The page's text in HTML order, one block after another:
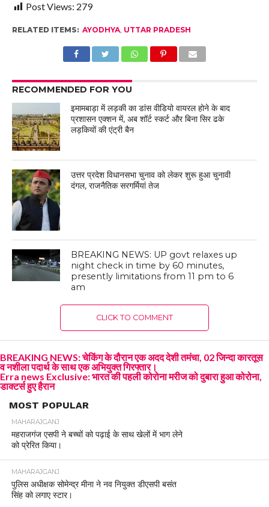
Post Views: 279
RELATED ITEMS: AYODHYA, UTTAR PRADESH
RECOMMENDED FOR YOU
इमामबाड़ा में लड़की का डांस वीडियो वायरल होने के बाद
प्रशासन एक्शन में, अब शॉर्ट स्कर्ट और बिना सिर ढके
लड़कियों की एंट्री बैन
उत्तर प्रदेश विधानसभा चुनाव को लेकर शुरू हुआ चुनावी
दंगल, राजनैतिक सरगर्मियां तेज
BREAKING NEWS: UP govt relaxes up
night check in time by 60 minutes,
presently limitations from 11 pm to 6
am
CLICK TO COMMENT
BREAKING NEWS: चेकिंग के दौरान एक अदद देशी तमंचा, 02 जिन्दा कारतूस
व नशीला पदार्थ के साथ एक अभियुक्त गिरफ्तार।
Erra news Exclusive: भारत की पहली कोरोना मरीज को दुबारा हुआ कोरोना,
डाक्टर्स हुए हैरान
MOST POPULAR
MAHARAJGANJ
महराजगंज एसपी ने बच्चों को पढ़ाई के साथ खेलों में भाग लेने
को प्रेरित किया।
MAHARAJGANJ
पुलिस अधीक्षक सोमेन्द्र मीना ने नव नियुक्त डीएसपी बसंत
सिंह को लगाए स्टार।